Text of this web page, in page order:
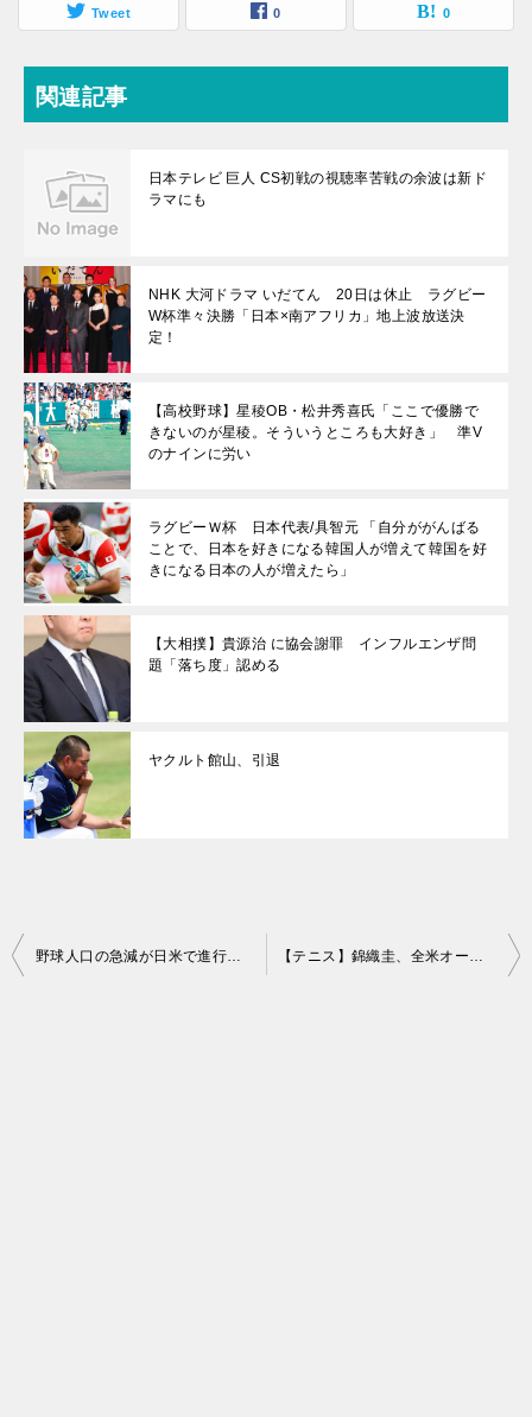
Tweet 0 0
関連記事
日本テレビ 巨人 CS初戦の視聴率苦戦の余波は新ド
ラマにも
NHK 大河ドラマ いだてん 20日は休止 ラグビー
W杯準々決勝「日本×南アフリカ」地上波放送決
定！
【高校野球】星稜OB・松井秀喜氏「ここで優勝で
きないのが星稜。そういうところも大好き」 準V
のナインに労い
ラグビーＷ杯 日本代表/具智元 「自分ががんばる
ことで、日本を好きになる韓国人が増えて韓国を好
きになる日本の人が増えたら」
【大相撲】貴源治 に協会謝罪 インフルエンザ問
題「落ち度」認める
ヤクルト館山、引退
投
野球人口の急減が日米で進行中。 MLBは対策に本気、では日本は？ 【テニス】錦織圭、全米オープン３回戦で敗退！ デミノー(３８位)に１－３で敗れる